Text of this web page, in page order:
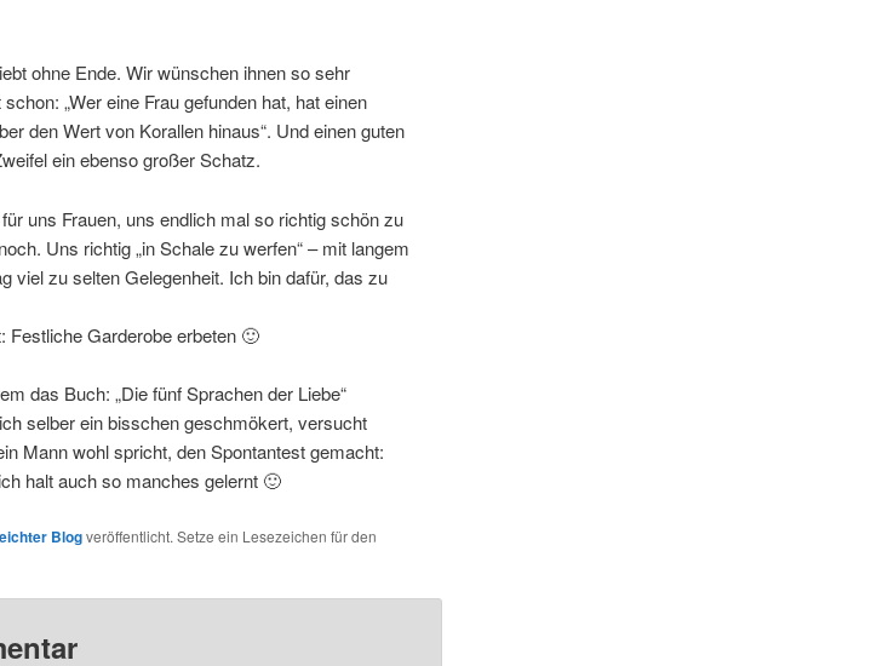
ohne Ende. Wir wünschen ihnen so sehr
„Wer eine Frau gefunden hat, hat einen
den Wert von Korallen hinaus“. Und einen guten
ein ebenso großer Schatz.
uns Frauen, uns endlich mal so richtig schön zu
Uns richtig „in Schale zu werfen“ – mit langem
viel zu selten Gelegenheit. Ich bin dafür, das zu
Festliche Garderobe erbeten 🙂
das Buch: „Die fünf Sprachen der Liebe“
selber ein bisschen geschmökert, versucht
Mann wohl spricht, den Spontantest gemacht:
halt auch so manches gelernt 🙂
Blogveröffentlicht. Setze ein Lesezeichen für den